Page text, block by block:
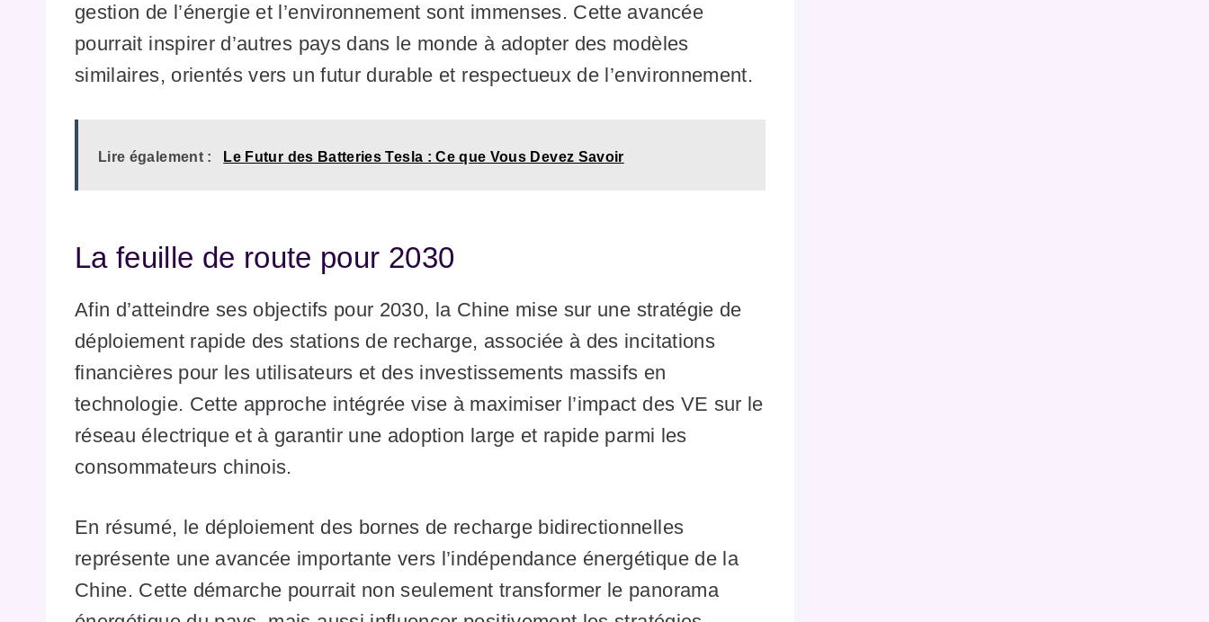
gestion de l’énergie et l’environnement sont immenses. Cette avancée
pourrait inspirer d’autres pays dans le monde à adopter des modèles
similaires, orientés vers un futur durable et respectueux de l’environnement.
Lire également : Le Futur des Batteries Tesla : Ce que Vous Devez Savoir
La feuille de route pour 2030
Afin d’atteindre ses objectifs pour 2030, la Chine mise sur une stratégie de
déploiement rapide des stations de recharge, associée à des incitations
financières pour les utilisateurs et des investissements massifs en
technologie. Cette approche intégrée vise à maximiser l’impact des VE sur le
réseau électrique et à garantir une adoption large et rapide parmi les
consommateurs chinois.
En résumé, le déploiement des bornes de recharge bidirectionnelles
représente une avancée importante vers l’indépendance énergétique de la
Chine. Cette démarche pourrait non seulement transformer le panorama